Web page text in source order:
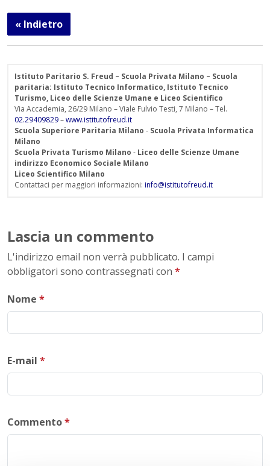
« Indietro
Istituto Paritario S. Freud – Scuola Privata Milano – Scuola
paritaria: Istituto Tecnico Informatico, Istituto Tecnico
Turismo, Liceo delle Scienze Umane e Liceo Scientifico
Via Accademia, 26/29 Milano – Viale Fulvio Testi, 7 Milano – Tel.
02.29409829–www.istitutofreud.it
Scuola Superiore Paritaria Milano - Scuola Privata Informatica
Milano
Scuola Privata Turismo Milano - Liceo delle Scienze Umane
indirizzo Economico Sociale Milano
Liceo Scientifico Milano
Contattaci per maggiori informazioni: info@istitutofreud.it
Lascia un commento
L'indirizzo email non verrà pubblicato. I campi
obbligatori sono contrassegnati con *
Nome *
E-mail *
Commento*